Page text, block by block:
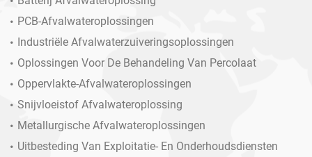
PCB-Afvalwateroplossingen
Industriële Afvalwaterzuiveringsoplossingen
Oplossingen Voor De Behandeling Van Percolaat
Oppervlakte-Afvalwateroplossingen
Snijvloeistof Afvalwateroplossing
Metallurgische Afvalwateroplossingen
Uitbesteding Van Exploitatie- En Onderhoudsdiensten